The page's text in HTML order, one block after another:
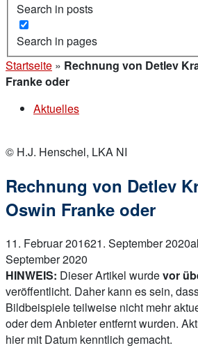
Search in posts
Search in pages
Startseite » Rechnung von Detlev
Franke oder
Aktuelles
© H.J. Henschel, LKA NI
Rechnung von Detlev
Oswin Franke oder
11. Februar 201621. September 2020
September 2020
HINWEIS: Dieser Artikel wurdevor
veröffentlicht. Daher kann es sein,
Bildbeispiele teilweise nicht mehr
oder dem Anbieter entfernt wurden.
hier mit Datum kenntlich gemacht.